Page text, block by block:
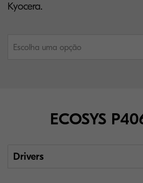
Kyocera.
Escolha uma opção
ECOSYS
Drivers